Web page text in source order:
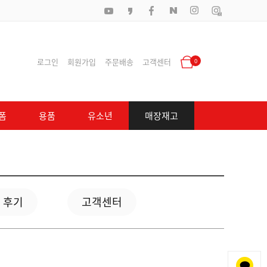
로그인 회원가입 주문배송 고객센터 0
용품 유소년 매장재고
기 고객센터